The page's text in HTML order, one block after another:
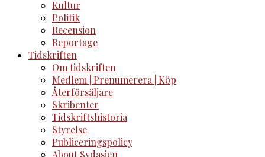
Kultur
Politik
Recension
Reportage
Tidskriften
Om tidskriften
Medlem | Prenumerera | Köp
Återförsäljare
Skribenter
Tidskriftshistoria
Styrelse
Publiceringspolicy
About Sydasien